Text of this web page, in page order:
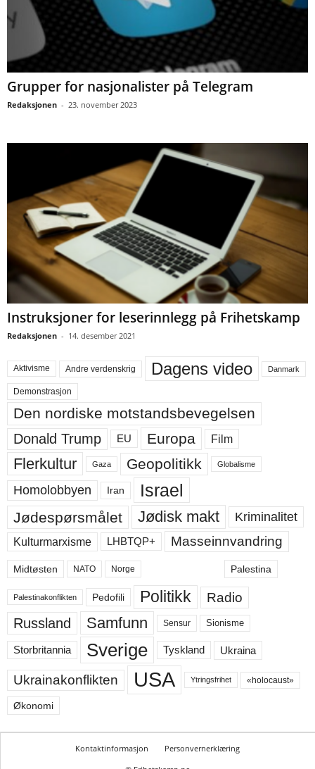
Grupper for nasjonalister på Telegram
Redaksjonen - 23. november 2023
Instruksjoner for leserinnlegg på Frihetskamp
Redaksjonen - 14. desember 2021
Aktivisme Andre verdenskrig Dagens video Danmark
Demonstrasjon
Den nordiske motstandsbevegelsen
Donald Trump EU Europa Film
Flerkultur Gaza Geopolitikk Globalisme
Homolobbyen Iran Israel
Jødespørsmålet Jødisk makt Kriminalitet
Kulturmarxisme LHBTQP+ Masseinnvandring
Midtøsten NATO Norge Palestina
Palestinakonflikten Pedofili Politikk Radio
Russland Samfunn Sensur Sionisme
Storbritannia Sverige Tyskland Ukraina
Ukrainakonflikten USA Ytringsfrihet «holocaust»
Økonomi
Kontaktinformasjon
Personvernerklæring